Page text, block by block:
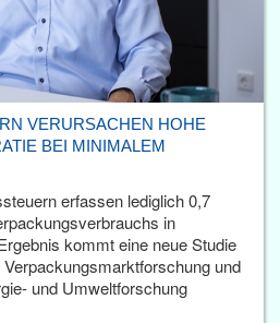
VERURSACHEN HOHE
BEI MINIMALEM
erfassen lediglich 0,7
in
kommt eine neue Studie
und
und Umweltforschung